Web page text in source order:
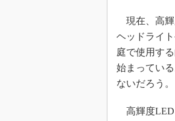
現在、高輝
ヘッドライ
庭で使用す
始まってい
ないだろう。
高輝度LED